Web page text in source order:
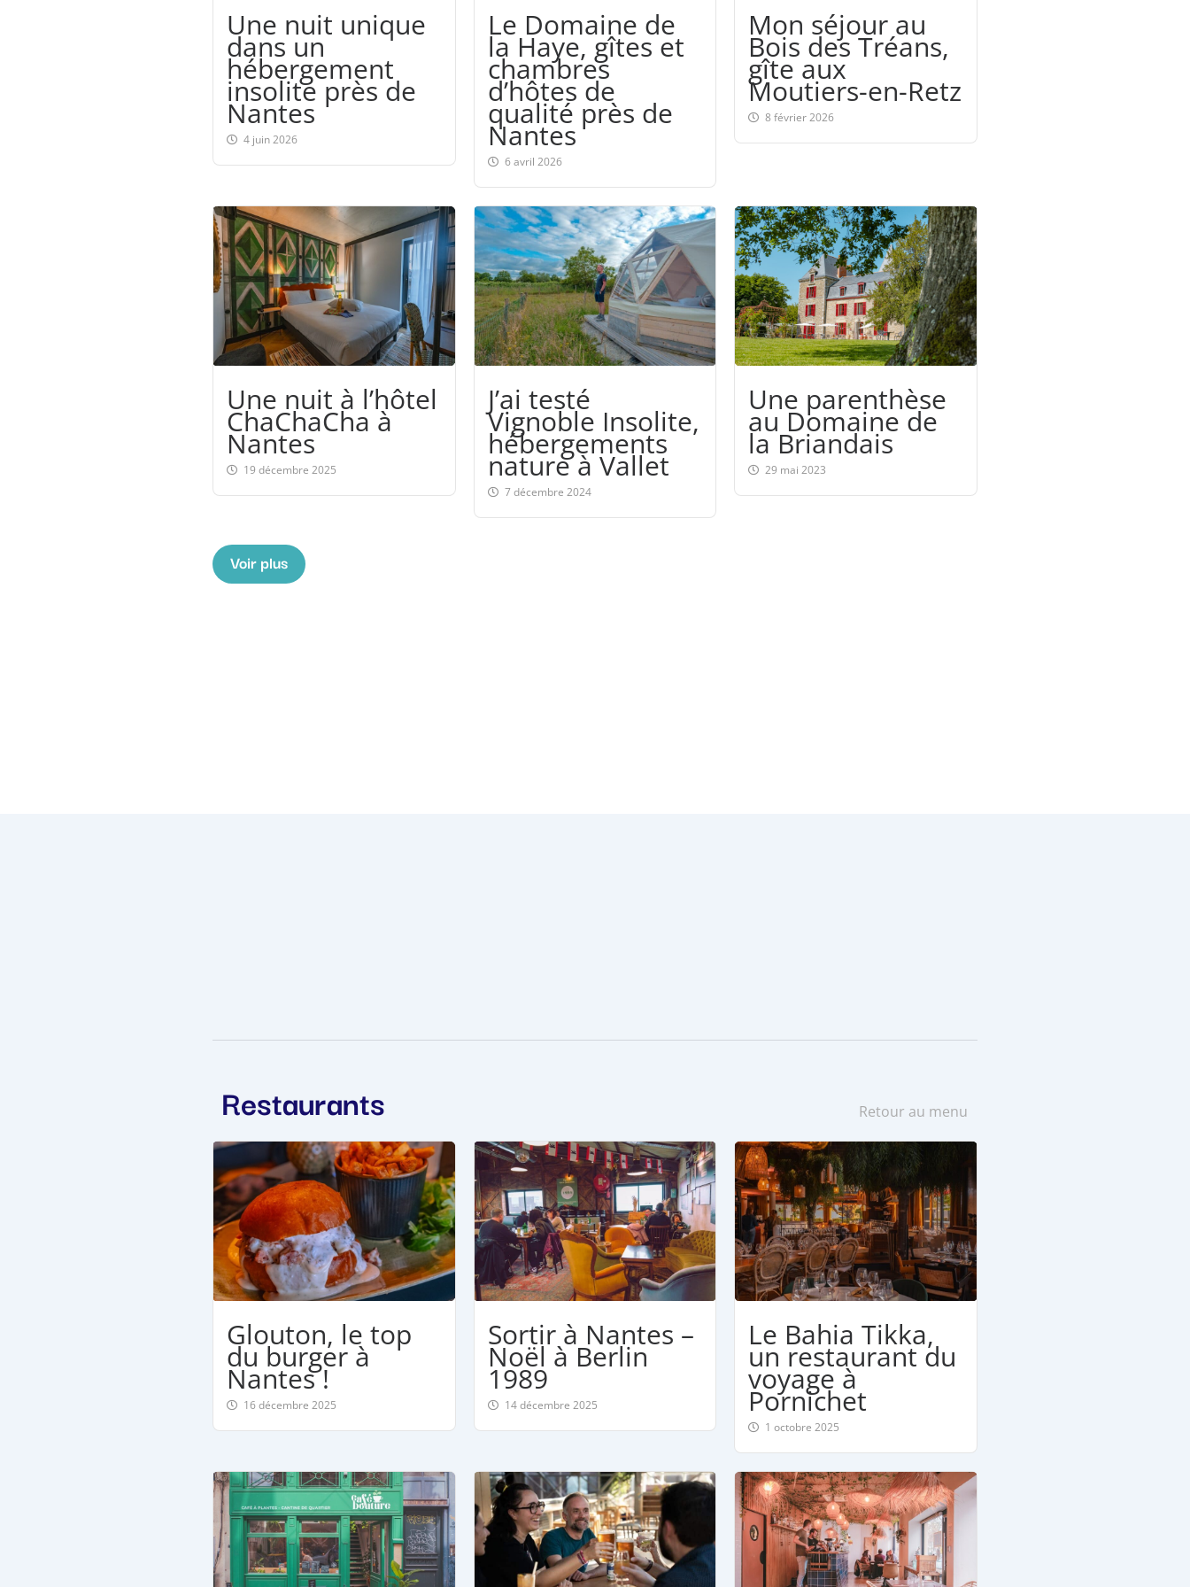
Une nuit unique
dans un
hébergement
insolite près de
Nantes
4 juin 2026
Le Domaine de
la Haye, gîtes et
chambres
d’hôtes de
qualité près de
Nantes
6 avril 2026
Mon séjour au
Bois des Tréans,
gîte aux
Moutiers-en-Retz
8 février 2026
Une nuit à l’hôtel
ChaChaCha à
Nantes
19 décembre 2025
J’ai testé
Vignoble Insolite,
hébergements
nature à Vallet
7 décembre 2024
Une parenthèse
au Domaine de
la Briandais
29 mai 2023
Voir plus
Restaurants Retour au menu
Glouton, le top
du burger à
Nantes !
16 décembre 2025
Sortir à Nantes –
Noël à Berlin
1989
14 décembre 2025
Le Bahia Tikka,
un restaurant du
voyage à
Pornichet
1 octobre 2025